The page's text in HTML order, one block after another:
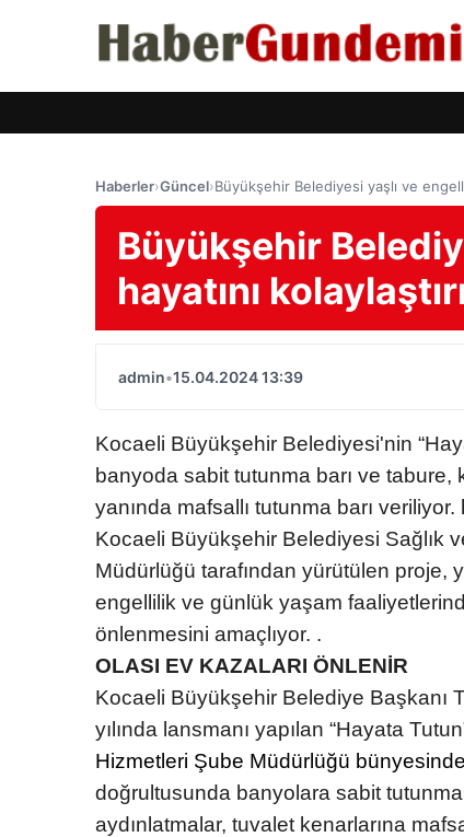
Haberler›Güncel›Büyükşehir Belediyesi yaşlı ve
Büyükşehir
hayatını
admin•15.04.2024 13:39
Kocaeli Büyükşehir Belediyesi'nin
banyoda sabit tutunma barı ve
yanında mafsallı tutunma barı
Kocaeli Büyükşehir Belediyesi Sağlık
Müdürlüğü tarafından yürütülen proje,
engellilik ve günlük yaşam
önlenmesini amaçlıyor. .
OLASI EV KAZALARI ÖNLENİR
Kocaeli Büyükşehir Belediye Başkanı
yılında lansmanı yapılan “Hayata
Hizmetleri Şube Müdürlüğü bünyesinde
doğrultusunda banyolara sabit
aydınlatmalar, tuvalet kenarlarına